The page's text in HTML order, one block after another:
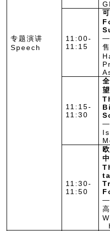
专题演讲
Speech
11:00-
11:15
11:15-
11:30
11:30-
11:50